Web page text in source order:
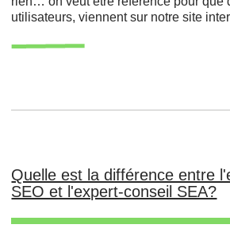
utilisateurs, viennent sur notre site
Quelle est la différence entre
SEO et l'expert-conseil SEA?